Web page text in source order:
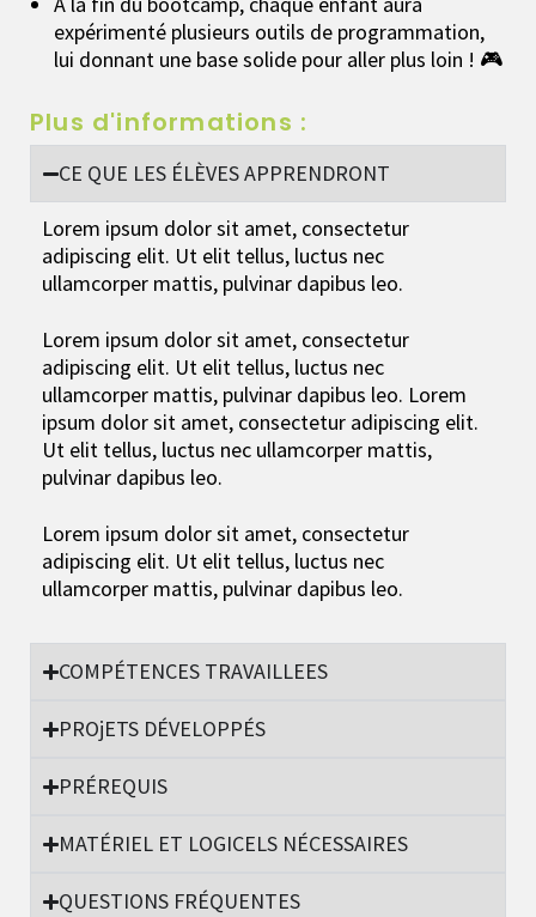
expérimenté plusieurs outils de programmation,
lui donnant une base solide pour aller plus loin ! 🎮
Plus d'informations :
CE QUE LES ÉLÈVES APPRENDRONT
Lorem ipsum dolor sit amet, consectetur
adipiscing elit. Ut elit tellus, luctus nec
ullamcorper mattis, pulvinar dapibus leo.
Lorem ipsum dolor sit amet, consectetur
adipiscing elit. Ut elit tellus, luctus nec
ullamcorper mattis, pulvinar dapibus leo. Lorem
ipsum dolor sit amet, consectetur adipiscing elit.
Ut elit tellus, luctus nec ullamcorper mattis,
pulvinar dapibus leo.
Lorem ipsum dolor sit amet, consectetur
adipiscing elit. Ut elit tellus, luctus nec
ullamcorper mattis, pulvinar dapibus leo.
COMPÉTENCES TRAVAILLEES
PROjETS DÉVELOPPÉS
PRÉREQUIS
MATÉRIEL ET LOGICELS NÉCESSAIRES
QUESTIONS FRÉQUENTES